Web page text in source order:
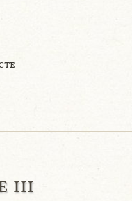
iii